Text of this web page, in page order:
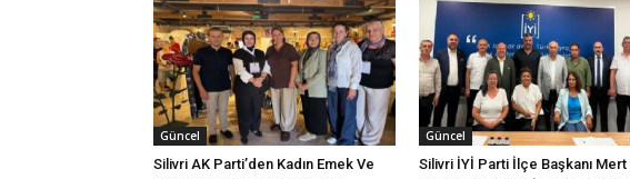
Güncel
Silivri AK Parti’den Kadın Emek Ve
Güncel
Silivri İYİ Parti İlçe Başkanı Mert